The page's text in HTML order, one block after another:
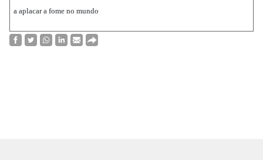
a aplacar a fome no mundo